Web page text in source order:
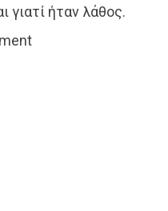
γιατί ήταν λάθος.